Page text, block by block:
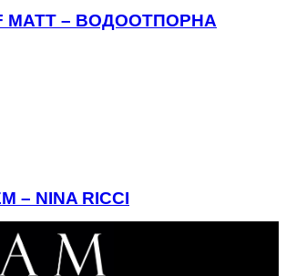
MATT – ВОДООТПОРНА
– NINA RICCI
ден
Price
range:
2.800 ден